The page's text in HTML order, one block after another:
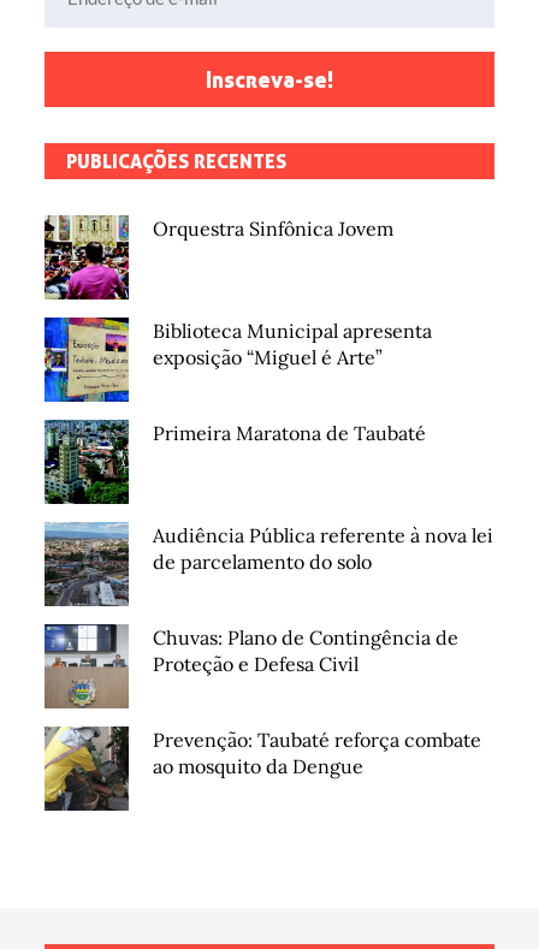
Inscreva-se!
PUBLICAÇÕES RECENTES
Orquestra Sinfônica Jovem
Biblioteca Municipal apresenta
exposição “Miguel é Arte”
Primeira Maratona de Taubaté
Audiência Pública referente à nova lei
de parcelamento do solo
Chuvas: Plano de Contingência de
Proteção e Defesa Civil
Prevenção: Taubaté reforça combate
ao mosquito da Dengue